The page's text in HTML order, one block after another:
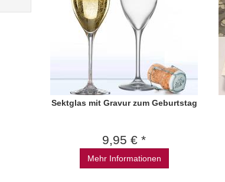
Sektglas mit Gravur zum Geburtstag
9,95 € *
Mehr Informationen